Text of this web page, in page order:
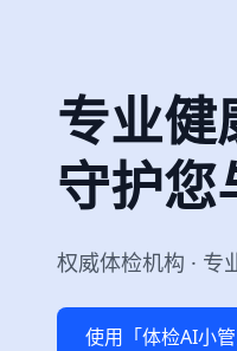
专业健
守护您
权威体检机构 · 专
使用「体检AI小